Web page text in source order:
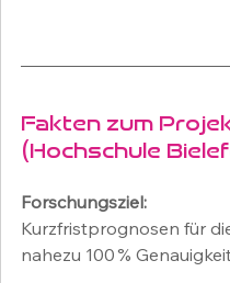
Fakten zum
(Hochschule
Forschungsziel:
Kurzfristprognosen für
nahezu 100 %